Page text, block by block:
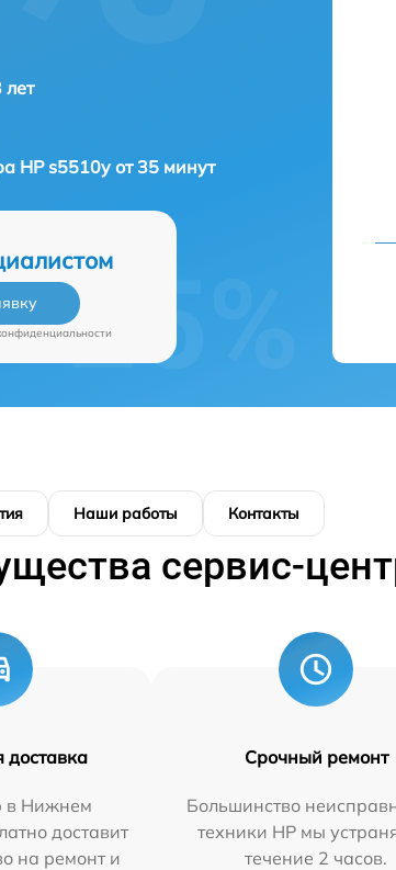
HP s5510y от 35 минут
Наши работы Контакты
сервис-
доставка
в Нижнем
доставит
на ремонт и
Срочный ремонт
Большинство
техники HP мы
течение 2 часов.